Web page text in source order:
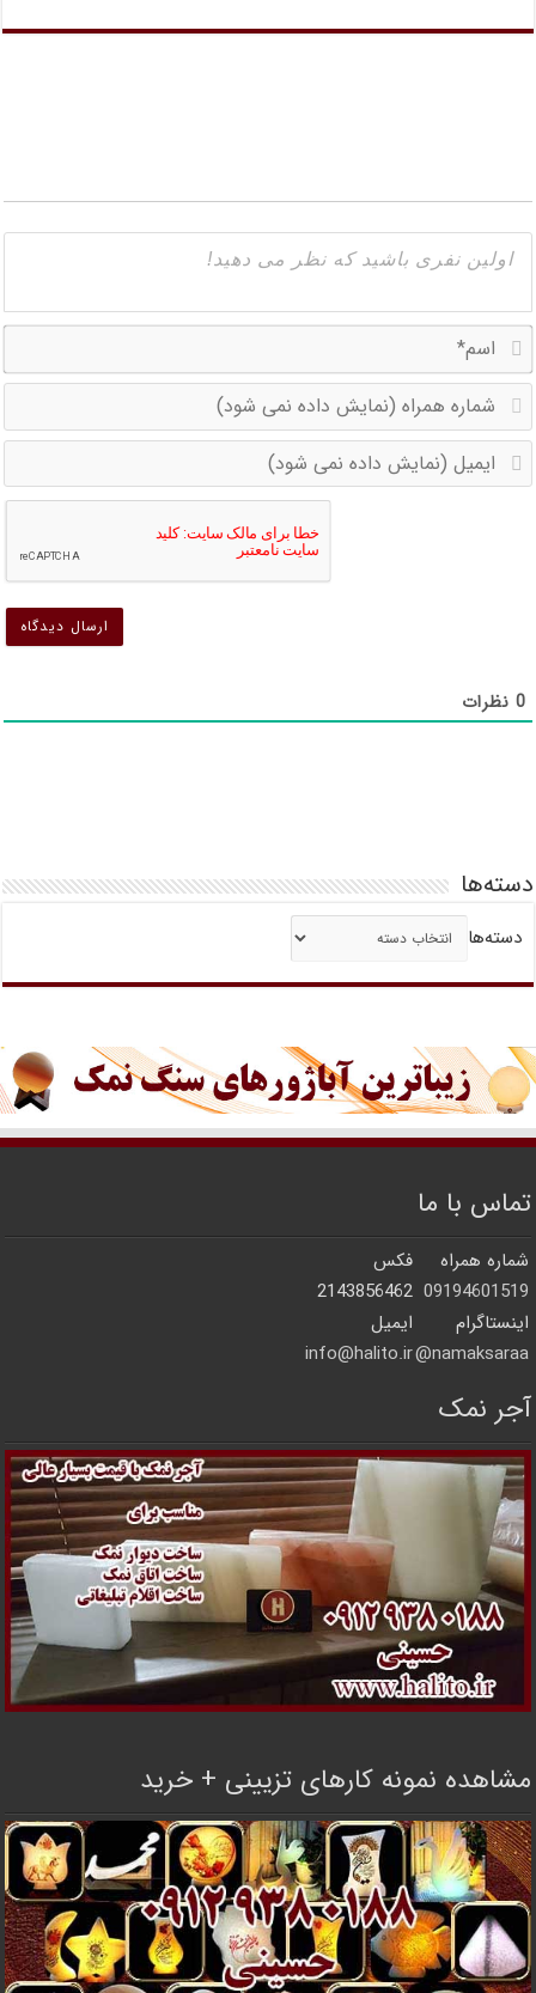
0 نظرات
دسته‌ها
دسته‌ها
تماس با ما
شماره همراه
فکس
09194601519
2143856462
اینستاگرام
ایمیل
namaksaraa@
info@halito.ir
آجر نمک
مشاهده نمونه کارهای تزیینی + خرید